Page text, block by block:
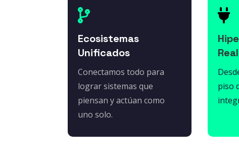

Ecosistemas
Unificados
Conectamos todo para
lograr sistemas que
piensan y actúan como
uno solo.

Real
piso